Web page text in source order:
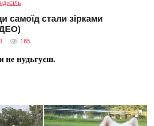
самоїд стали зірками
165
не нудьгуєш.